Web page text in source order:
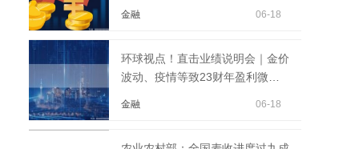
金融 06-18
环球视点！直击业绩说明会｜金价
波动、疫情等致23财年盈利微
金融 06-18